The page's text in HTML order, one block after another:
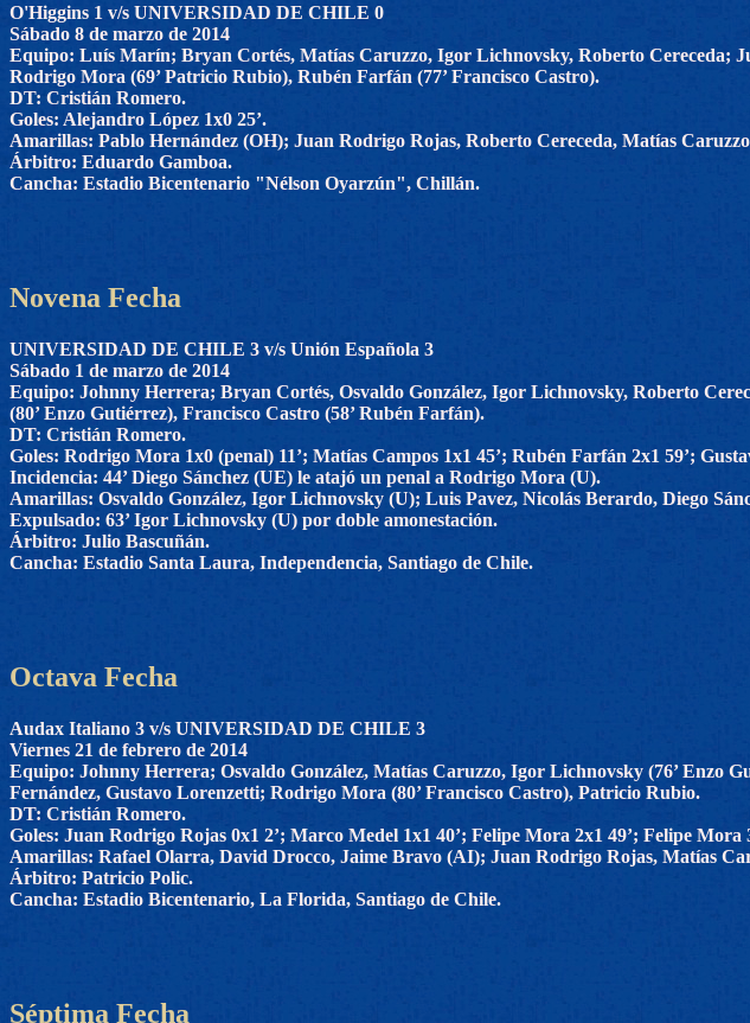
O'Higgins 1 v/s UNIVERSIDAD DE CHILE 0
Sábado 8 de marzo de 2014
Equipo: Luís Marín; Bryan Cortés, Matías Caruzzo, Igor Lichnovsky, Roberto Cereceda;
Rodrigo Mora (69’ Patricio Rubio), Rubén Farfán (77’ Francisco Castro).
DT: Cristián Romero.
Goles: Alejandro López 1x0 25’.
Amarillas: Pablo Hernández (OH); Juan Rodrigo Rojas, Roberto Cereceda, Matías
Árbitro: Eduardo Gamboa.
Cancha: Estadio Bicentenario "Nélson Oyarzún", Chillán.
Novena Fecha
UNIVERSIDAD DE CHILE 3 v/s Unión Española 3
Sábado 1 de marzo de 2014
Equipo: Johnny Herrera; Bryan Cortés, Osvaldo González, Igor Lichnovsky, Roberto
(80’ Enzo Gutiérrez), Francisco Castro (58’ Rubén Farfán).
DT: Cristián Romero.
Goles: Rodrigo Mora 1x0 (penal) 11’; Matías Campos 1x1 45’; Rubén Farfán 2x1 59’;
Incidencia: 44’ Diego Sánchez (UE) le atajó un penal a Rodrigo Mora (U).
Amarillas: Osvaldo González, Igor Lichnovsky (U); Luis Pavez, Nicolás Berardo, Diego
Expulsado: 63’ Igor Lichnovsky (U) por doble amonestación.
Árbitro: Julio Bascuñán.
Cancha: Estadio Santa Laura, Independencia, Santiago de Chile.
Octava Fecha
Audax Italiano 3 v/s UNIVERSIDAD DE CHILE 3
Viernes 21 de febrero de 2014
Equipo: Johnny Herrera; Osvaldo González, Matías Caruzzo, Igor Lichnovsky (76’ Enzo
Fernández, Gustavo Lorenzetti; Rodrigo Mora (80’ Francisco Castro), Patricio Rubio.
DT: Cristián Romero.
Goles: Juan Rodrigo Rojas 0x1 2’; Marco Medel 1x1 40’; Felipe Mora 2x1 49’; Felipe
Amarillas: Rafael Olarra, David Drocco, Jaime Bravo (AI); Juan Rodrigo Rojas, Matías
Árbitro: Patricio Polic.
Cancha: Estadio Bicentenario, La Florida, Santiago de Chile.
Séptima Fecha